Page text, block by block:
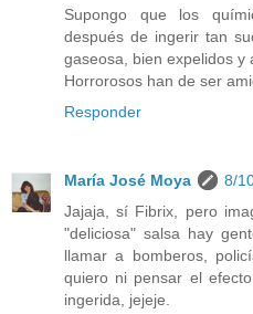
Supongo que los
después de ingerir tan
gaseosa, bien expelidos y
Horrorosos han de ser
Responder
María José Moya
8/
Jajaja, sí Fibrix, pero
"deliciosa" salsa hay
llamar a bomberos,
quiero ni pensar el
ingerida, jejeje.